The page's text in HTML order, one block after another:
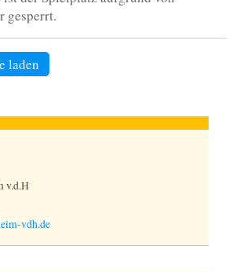
gesperrt.
laden
v.d.H
m-vdhd